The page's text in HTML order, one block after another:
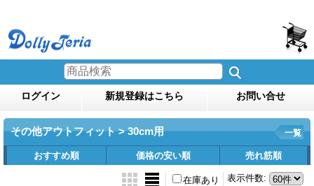
ログイン 新規登録はこちら お問い合せ
その他アウトフィット > 30cm用 一覧
おすすめ順 価格の安い順 売れ筋順
表示件数:
在庫あり